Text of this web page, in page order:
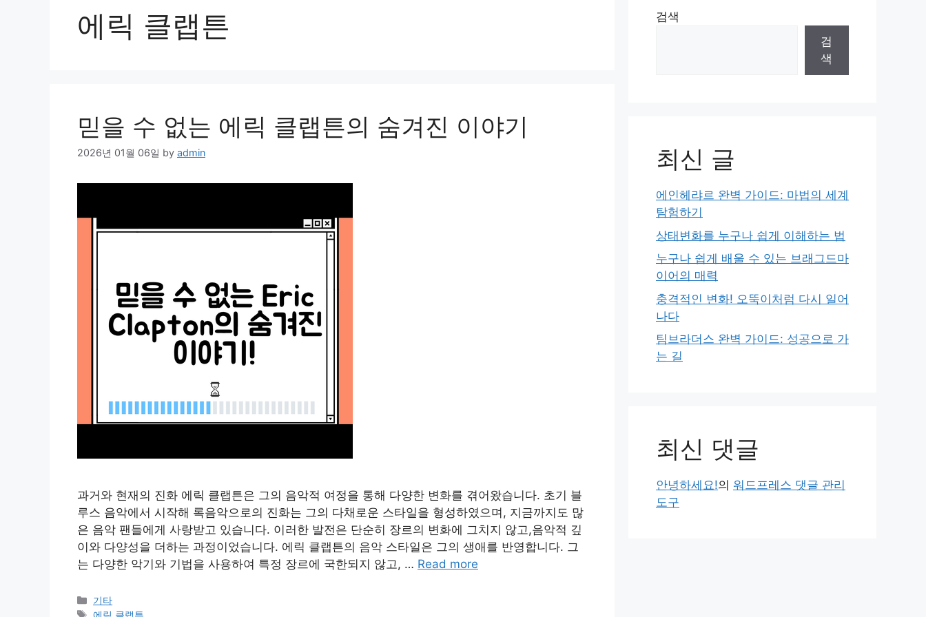
에릭 클랩튼
믿을 수 없는 에릭 클랩튼의 숨겨진 이야기
2026년 01월 06일 by admin
과거와 현재의 진화 에릭 클랩튼은 그의 음악적 여정을 통해 다양한 변화를 겪어왔습니다. 초기 블
루스 음악에서 시작해 록음악으로의 진화는 그의 다채로운 스타일을 형성하였으며, 지금까지도 많
은 음악 팬들에게 사랑받고 있습니다. 이러한 발전은 단순히 장르의 변화에 그치지 않고,음악적 깊
이와 다양성을 더하는 과정이었습니다. 에릭 클랩튼의 음악 스타일은 그의 생애를 반영합니다. 그
는 다양한 악기와 기법을 사용하여 특정 장르에 국한되지 않고, … Read more
Categories
기타
Tags
검색
검
색
최신 글
에인헤랴르 완벽 가이드: 마법의 세계
탐험하기
상태변화를 누구나 쉽게 이해하는 법
누구나 쉽게 배울 수 있는 브래그드마
이어의 매력
충격적인 변화! 오뚝이처럼 다시 일어
나다
팀브라더스 완벽 가이드: 성공으로 가
는 길
최신 댓글
안녕하세요!의 워드프레스 댓글 관리
도구